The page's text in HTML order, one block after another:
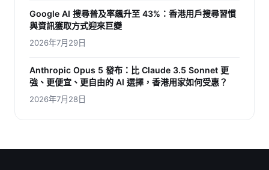
Google AI 搜尋普及率飆升至 43%：香港用戶搜尋習慣
與資訊獲取方式迎來巨變
2026年7月29日
Anthropic Opus 5 發布：比 Claude 3.5 Sonnet 更
強、更便宜、更自由的 AI 選擇，香港用家如何受惠？
2026年7月28日